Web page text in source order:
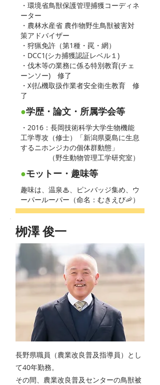
・環境省鳥獣保護管理捕獲コーディネ
ーター
・農林水産省 農作物野生鳥獣被害対
策アドバイザー
・狩猟免許（第1種・罠・網）
・DCC1(シカ捕獲認証レベル１)
・伐木等の業務に係る特別教育(チェ
ーンソー) 修了
・刈払機取扱作業者安全衛生教育 修
了
●学歴・論文・所属学会等
・2016：長岡技術科学大学生物機能
工学専攻（修士）「新潟県粟島に生息
するニホンジカの個体群動態」
（野生動物管理工学研究室）
●モットー・趣味等
趣味は、温泉♨、ピンバッジ集め、ウ
ーパールーパー（命名：むきえび🦐）
栁澤 俊一
長野県職員（農業改良普及指導員）とし
て40年勤務。
その間、農業改良普及センターの鳥獣被